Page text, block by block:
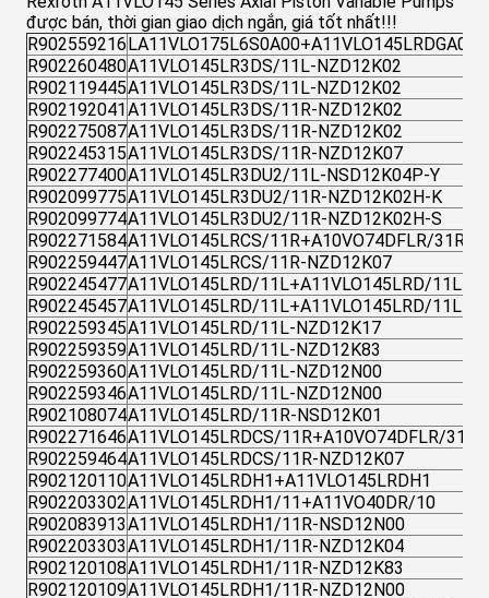
được bán, thời gian giao dịch ngắn, giá tốt nhất!!!
R902559216 LA11VLO175L6S0A00+A11VLO145LRDGA00
R902260480A11VLO145LR3DS/11L-NZD12K02
R902119445A11VLO145LR3DS/11L-NZD12K02
R902192041 A11VLO145LR3DS/11R-NZD12K02
R902275087A11VLO145LR3DS/11R-NZD12K02
R902245315A11VLO145LR3DS/11R-NZD12K07
R902277400A11VLO145LR3DU2/11L-NSD12K04P-Y
R902099775A11VLO145LR3DU2/11R-NZD12K02H-K
R902099774A11VLO145LR3DU2/11R-NZD12K02H-S
R902271584A11VLO145LRCS/11R+A10VO74DFLR/31R
R902259447A11VLO145LRCS/11R-NZD12K07
R902245477A11VLO145LRD/11L+A11VLO145LRD/11L
R902245457A11VLO145LRD/11L+A11VLO145LRD/11L
R902259345A11VLO145LRD/11L-NZD12K17
R902259359A11VLO145LRD/11L-NZD12K83
R902259360A11VLO145LRD/11L-NZD12N00
R902259346A11VLO145LRD/11L-NZD12N00
R902108074A11VLO145LRD/11R-NSD12K01
R902271646A11VLO145LRDCS/11R+A10VO74DFLR/31R
R902259464A11VLO145LRDCS/11R-NZD12K07
R902120110A11VLO145LRDH1+A11VLO145LRDH1
R902203302A11VLO145LRDH1/11+A11VO40DR/10
R902083913A11VLO145LRDH1/11R-NSD12N00
R902203303A11VLO145LRDH1/11R-NZD12K04
R902120108A11VLO145LRDH1/11R-NZD12K83
R902120109A11VLO145LRDH1/11R-NZD12N00